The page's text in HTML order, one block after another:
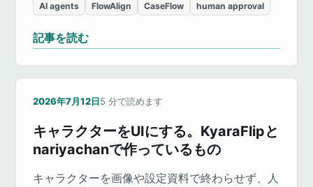
AI agents FlowAlign CaseFlow human approval
記事を読む
2026年7月12日5 分で読めます
キャラクターをUIにする。KyaraFlipと
nariyachanで作っているもの
キャラクターを画像や設定資料で終わらせず、人